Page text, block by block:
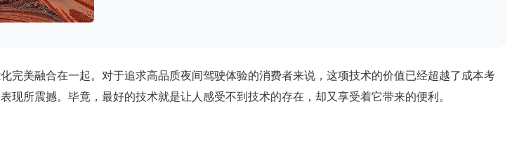
美融合在一起。对于追求高品质夜间驾驶体验的消费者来说，这项技术的价值已经超越了成本考
所震撼。毕竟，最好的技术就是让人感受不到技术的存在，却又享受着它带来的便利。